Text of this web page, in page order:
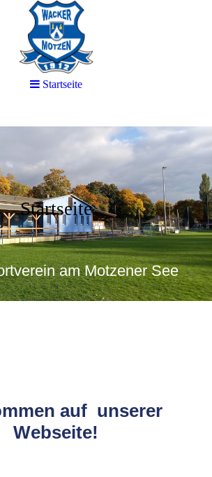
Startseite
am Motzener See
auf unserer
Webseite!
Startseite